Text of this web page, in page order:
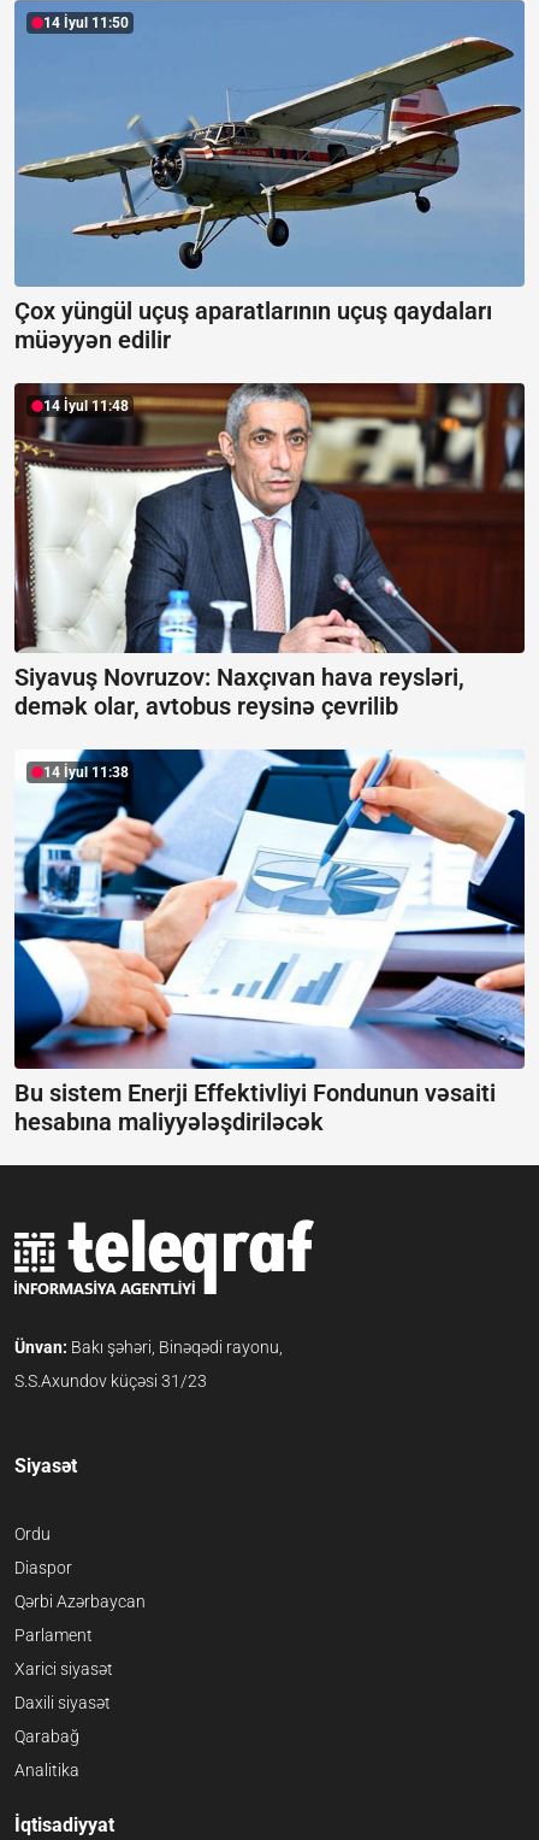
14 İyul 11:50
Çox yüngül uçuş aparatlarının uçuş qaydaları
müəyyən edilir
14 İyul 11:48
Siyavuş Novruzov: Naxçıvan hava reysləri,
demək olar, avtobus reysinə çevrilib
14 İyul 11:38
Bu sistem Enerji Effektivliyi Fondunun vəsaiti
hesabına maliyyələşdiriləcək
Ünvan: Bakı şəhəri, Binəqədi rayonu,
S.S.Axundov küçəsi 31/23
Siyasət
Ordu
Diaspor
Qərbi Azərbaycan
Parlament
Xarici siyasət
Daxili siyasət
Qarabağ
Analitika
İqtisadiyyat